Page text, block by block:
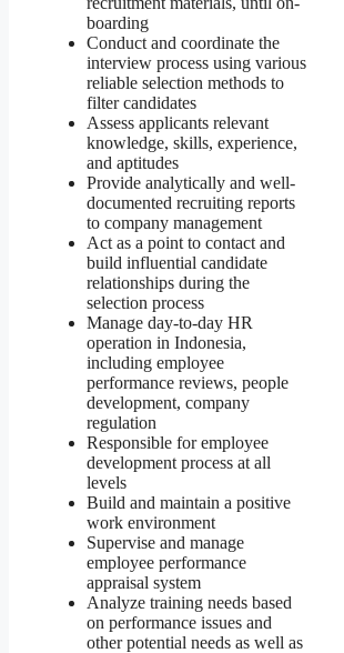
boarding
Conduct and coordinate the
interview process using various
reliable selection methods to
filter candidates
Assess applicants relevant
knowledge, skills, experience,
and aptitudes
Provide analytically and well-
documented recruiting reports
to company management
Act as a point to contact and
build influential candidate
relationships during the
selection process
Manage day-to-day HR
operation in Indonesia,
including employee
performance reviews, people
development, company
regulation
Responsible for employee
development process at all
levels
Build and maintain a positive
work environment
Supervise and manage
employee performance
appraisal system
Analyze training needs based
on performance issues and
other potential needs as well as